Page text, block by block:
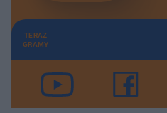
TERAZ
GRAMY